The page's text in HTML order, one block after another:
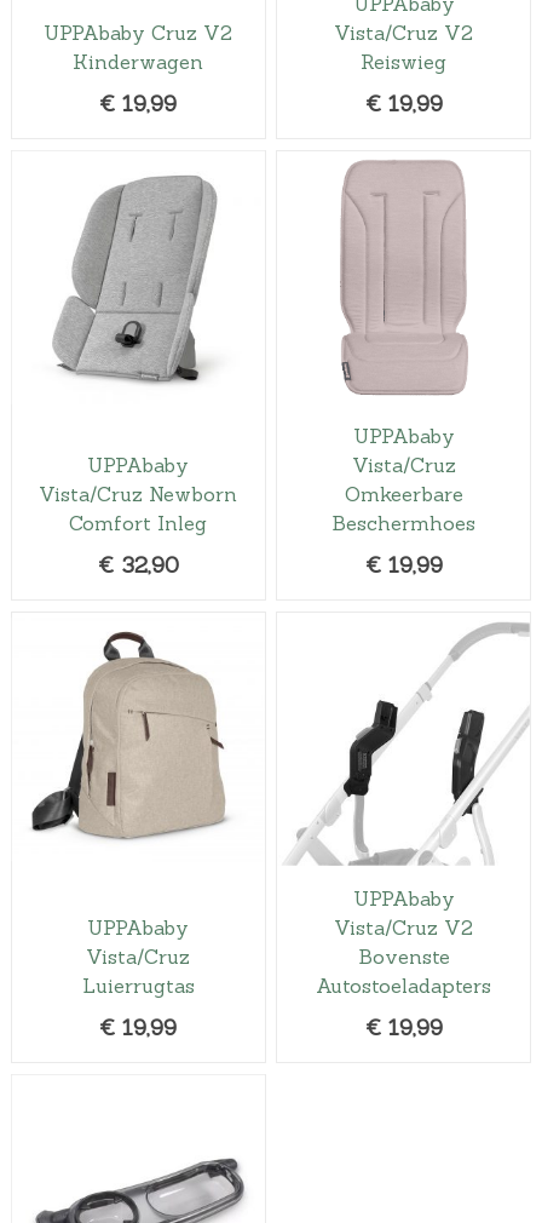
UPPAbaby Cruz V2
Kinderwagen
€ 19,99
Vista/Cruz V2
Reiswieg
€ 19,99
UPPAbaby
Vista/Cruz Newborn
Comfort Inleg
€ 32,90
UPPAbaby
Vista/Cruz
Omkeerbare
Beschermhoes
€ 19,99
UPPAbaby
Vista/Cruz
Luierrugtas
€ 19,99
UPPAbaby
Vista/Cruz V2
Bovenste
Autostoeladapters
€ 19,99